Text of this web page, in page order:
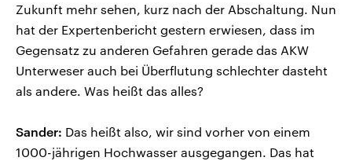
Zukunft mehr sehen, kurz nach der Abschaltung. Nun
hat der Expertenbericht gestern erwiesen, dass im
Gegensatz zu anderen Gefahren gerade das AKW
Unterweser auch bei Überflutung schlechter dasteht
als andere. Was heißt das alles?
Sander: Das heißt also, wir sind vorher von einem
1000-jährigen Hochwasser ausgegangen. Das hat